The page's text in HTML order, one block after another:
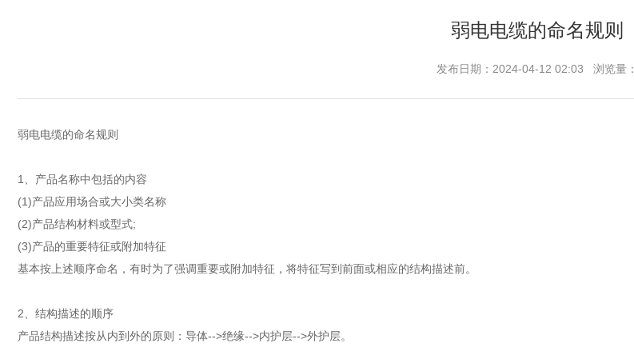
弱电电缆的命名规则
发布日期：2024-04-12 02:03 浏览量：
弱电电缆的命名规则
1、产品名称中包括的内容
(1)产品应用场合或大小类名称
(2)产品结构材料或型式;
(3)产品的重要特征或附加特征
基本按上述顺序命名，有时为了强调重要或附加特征，将特征写到前面或相应的结构描述前。
2、结构描述的顺序
产品结构描述按从内到外的原则：导体-->绝缘-->内护层-->外护层。